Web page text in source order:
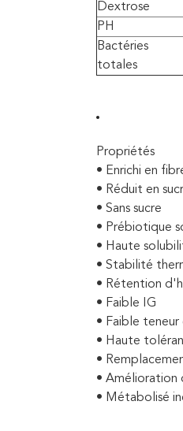
Dextrose
PH
Bactéries
totales
Propriétés
• Enrichi en
• Réduit en
• Sans sucre
• Prébiotique
• Haute
• Stabilité
• Rétention
• Faible IG
• Faible teneur
• Haute
•
•
• Métabolisé